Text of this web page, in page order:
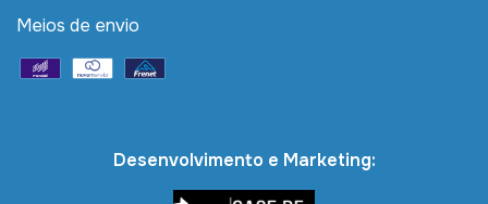
Meios de envio
Desenvolvimento e Marketing: